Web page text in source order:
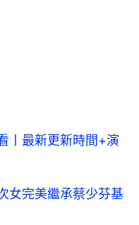
丨最新更新時間+演
女完美繼承蔡少芬基